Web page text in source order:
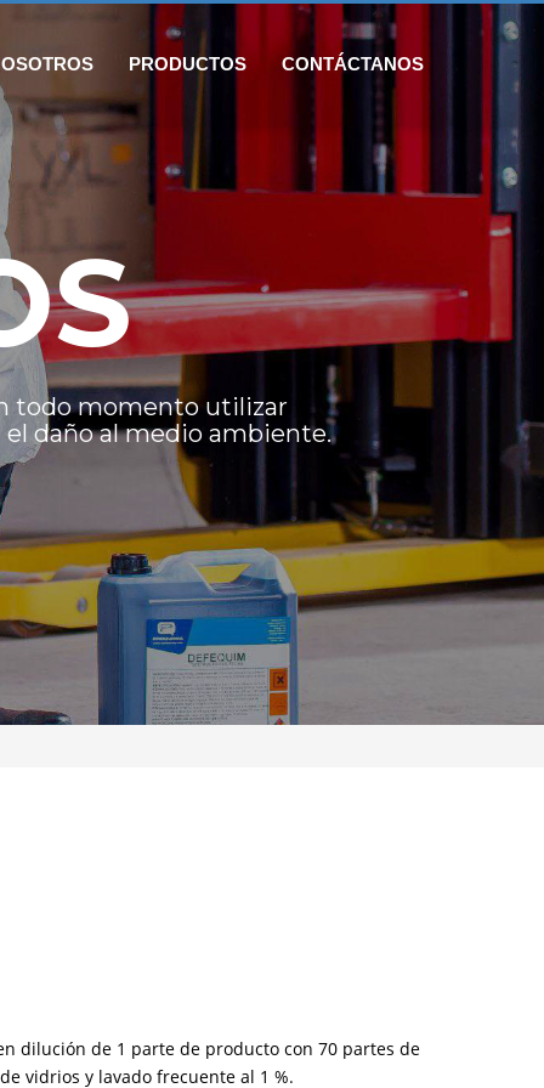
PRODUCTOS CONTÁCTANOS
todo momento utilizar
daño al medio ambiente.
dilución de 1 parte de producto con 70 partes de
vidrios y lavado frecuente al 1 %.